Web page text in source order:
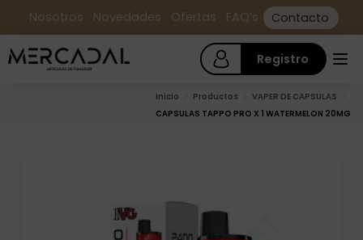
Nosotros Novedades Ofertas FAQ’s Contacto
Registro
Inicio Productos
VAPER DE CAPSULAS
CAPSULAS TAPPO PRO X 1 WATERMELON 20MG